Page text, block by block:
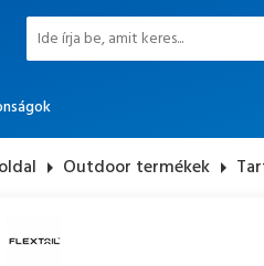
arrow_right Outdoor termékek arrow_right